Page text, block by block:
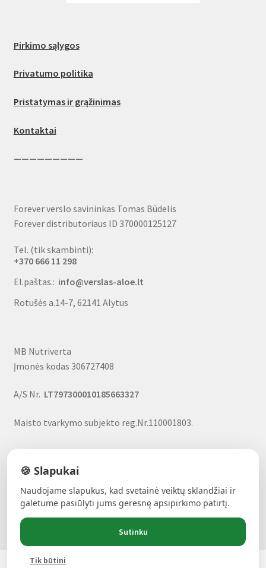
Pirkimo sąlygos
Privatumo politika
Pristatymas ir grąžinimas
Kontaktai
—————————
Forever verslo savininkas Tomas Būdelis
Forever distributoriaus ID 370000125127
Tel. (tik skambinti):
+370 666 11 298
El.paštas.: info@verslas-aloe.lt
Rotušės a.14-7, 62141 Alytus
MB Nutriverta
Įmonės kodas 306727408
A/S Nr. LT797300010185663327
Maisto tvarkymo subjekto reg.Nr.110001803.
ALAVIJŲ GALIA!- Forever produktai, nuolaidos, uždarbio
galimybė
🍪 Slapukai
Naudojame slapukus, kad svetainė veiktų sklandžiai ir
galėtume pasiūlyti jums geresnę apsipirkimo patirtį.
Sutinku
Tik būtini